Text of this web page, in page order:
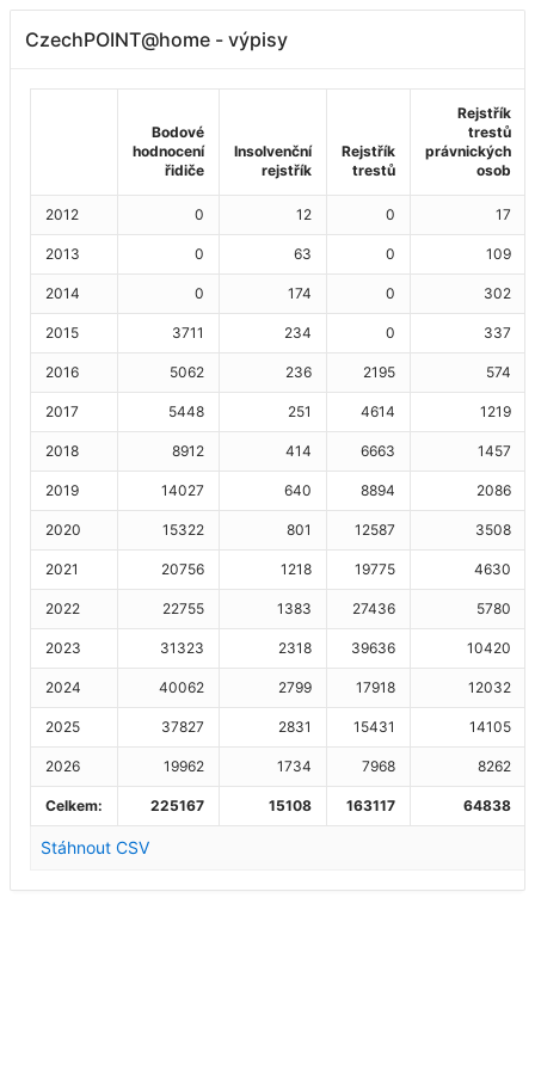
CzechPOINT@home - výpisy
Bodové
hodnocení
řidiče
Insolvenční
rejstřík
Rejstřík
trestů
Rejstřík
trestů
právnických
osob
2012 0 12 0 17
2013 0 63 0 109
2014 0 174 0 302
2015 3711 234 0 337
2016 5062 236 2195 574
2017 5448 251 4614 1219
2018 8912 414 6663 1457
2019 14027 640 8894 2086
2020 15322 801 12587 3508
2021 20756 1218 19775 4630
2022 22755 1383 27436 5780
2023 31323 2318 39636 10420
2024 40062 2799 17918 12032
2025 37827 2831 15431 14105
2026 19962 1734 7968 8262
Celkem: 225167 15108 163117 64838
Stáhnout CSV